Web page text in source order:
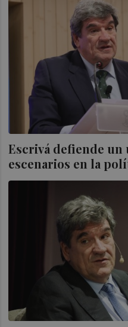
Escrivá defiende un
escenarios en la